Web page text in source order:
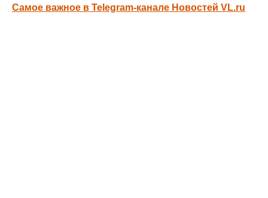
Самое важное в Telegram-канале Новостей VL.ru